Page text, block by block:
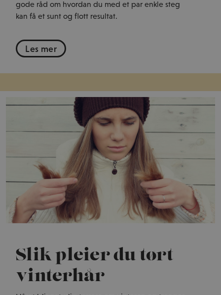
gode råd om hvordan du med et par enkle steg
kan få et sunt og flott resultat.
Les mer
Slik pleier du tørt
vinterhår